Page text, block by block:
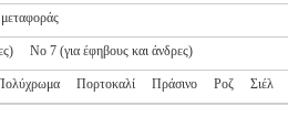
Νο 7 (για έφηβους και άνδρες)
Πορτοκαλί Πράσινο Ροζ Σιέλ